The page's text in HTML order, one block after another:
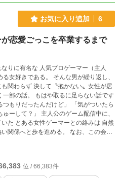
お気に入り追加 6
恋愛ごっこを卒業するまで
りに有名な 人気プロゲーマー（主人
る。 そんな男が繰り返し、
関わらず 決して〝抱かない〟女性が居
た とある女性ゲーマーとの絡みは 自然
と歩を進める。 なお、この会話
だ先のことである。 ------------------
か目でお願いします。
位 / 66,383件